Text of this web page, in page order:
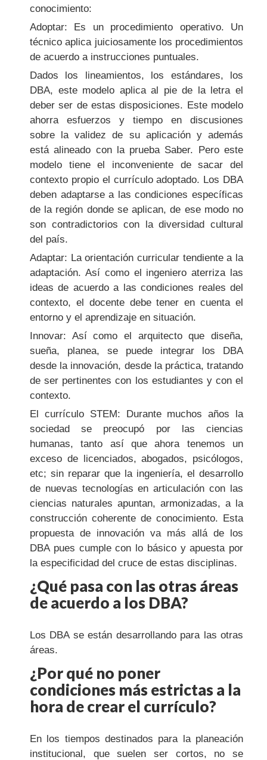
conocimiento:
Adoptar: Es un procedimiento operativo. Un
técnico aplica juiciosamente los procedimientos
de acuerdo a instrucciones puntuales.
Dados los lineamientos, los estándares, los
DBA, este modelo aplica al pie de la letra el
deber ser de estas disposiciones. Este modelo
ahorra esfuerzos y tiempo en discusiones
sobre la validez de su aplicación y además
está alineado con la prueba Saber. Pero este
modelo tiene el inconveniente de sacar del
contexto propio el currículo adoptado. Los DBA
deben adaptarse a las condiciones específicas
de la región donde se aplican, de ese modo no
son contradictorios con la diversidad cultural
del país.
Adaptar: La orientación curricular tendiente a la
adaptación. Así como el ingeniero aterriza las
ideas de acuerdo a las condiciones reales del
contexto, el docente debe tener en cuenta el
entorno y el aprendizaje en situación.
Innovar: Así como el arquitecto que diseña,
sueña, planea, se puede integrar los DBA
desde la innovación, desde la práctica, tratando
de ser pertinentes con los estudiantes y con el
contexto.
El currículo STEM: Durante muchos años la
sociedad se preocupó por las ciencias
humanas, tanto así que ahora tenemos un
exceso de licenciados, abogados, psicólogos,
etc; sin reparar que la ingeniería, el desarrollo
de nuevas tecnologías en articulación con las
ciencias naturales apuntan, armonizadas, a la
construcción coherente de conocimiento. Esta
propuesta de innovación va más allá de los
DBA pues cumple con lo básico y apuesta por
la especificidad del cruce de estas disciplinas.
¿Qué pasa con las otras áreas
de acuerdo a los DBA?
Los DBA se están desarrollando para las otras
áreas.
¿Por qué no poner
condiciones más estrictas a la
hora de crear el currículo?
En los tiempos destinados para la planeación
institucional, que suelen ser cortos, no se